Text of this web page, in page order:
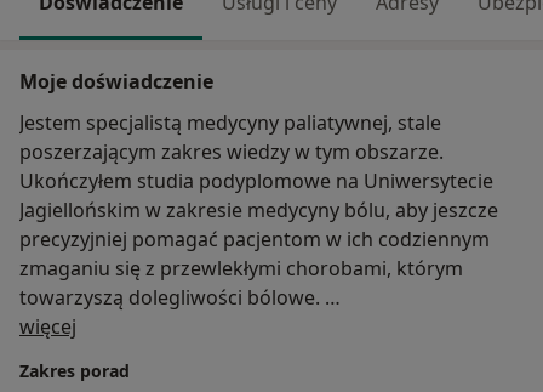
Moje doświadczenie
Jestem specjalistą medycyny paliatywnej, stale
poszerzającym zakres wiedzy w tym obszarze.
Ukończyłem studia podyplomowe na Uniwersytecie
Jagiellońskim w zakresie medycyny bólu, aby jeszcze
precyzyjniej pomagać pacjentom w ich codziennym
zmaganiu się z przewlekłymi chorobami, którym
towarzyszą dolegliwości bólowe.
Swoją wiedzę poszerzam uczestnicząc w licznych
naukowych. Jestem również wykładowcą
więcej
Zakres porad